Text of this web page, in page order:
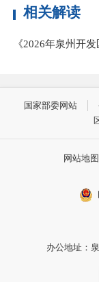
相关解读
《2026年泉州开
国家部委网站
网站地图
办公地址：